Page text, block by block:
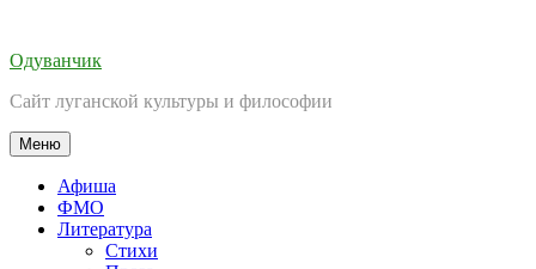
содержимому
Одуванчик
Сайт луганской культуры и философии
Меню
Афиша
ФМО
Литература
Стихи